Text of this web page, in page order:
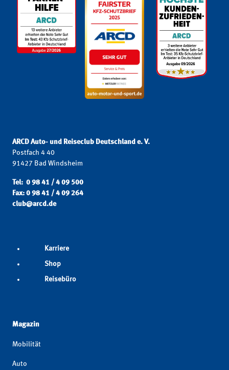
ARCD Auto- und Reiseclub Deutschland e. V.
Postfach 4 40
91427 Bad Windsheim
Tel: 0 98 41 / 4 09 500
Fax: 0 98 41 / 4 09 264
club@arcd.de
Karriere
Shop
Reisebüro
Magazin
Mobilität
Auto